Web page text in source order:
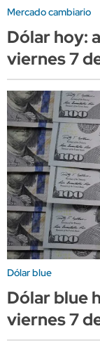
Mercado cambiario
Dólar hoy:
viernes 7
Dólar blue
Dólar blue
viernes 7